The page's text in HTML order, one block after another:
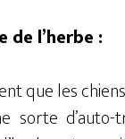
de l’herbe :
que les
sorte